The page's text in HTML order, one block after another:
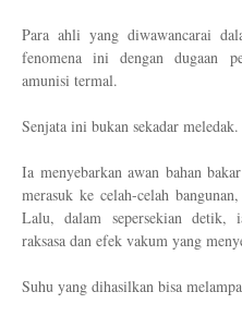
Para ahli yang diwawancarai
fenomena ini dengan dugaan
amunisi termal.
Senjata ini bukan sekadar meledak.
Ia menyebarkan awan bahan
merasuk ke celah-celah
Lalu, dalam sepersekian detik,
raksasa dan efek vakum yang
Suhu yang dihasilkan bisa